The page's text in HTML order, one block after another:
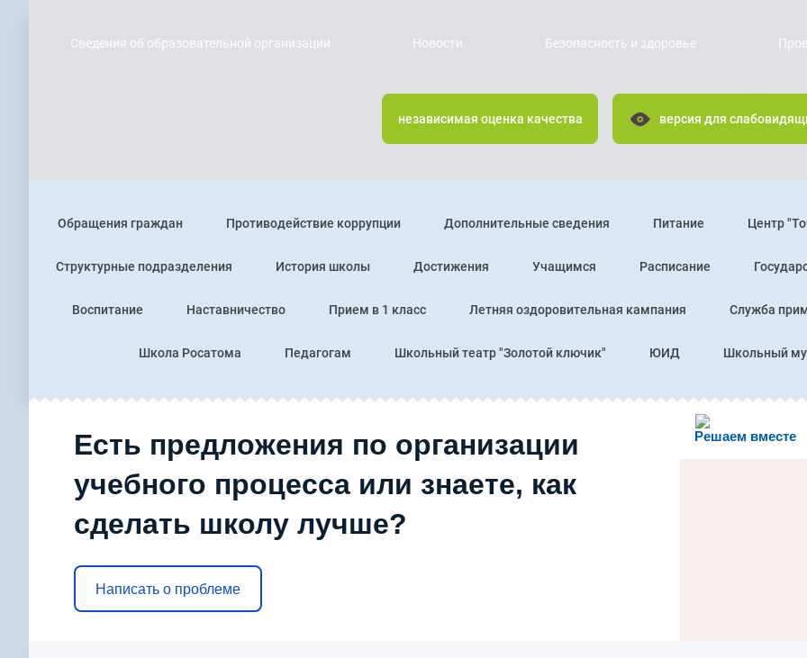
Сведения об образовательной организации Новости Безопасность и здоровье
независимая оценка качества версия для
Обращения граждан Противодействие коррупции Дополнительные сведения Питание Центр
Структурные подразделения История школы Достижения Учащимся Расписание
Воспитание Наставничество Прием в 1 класс Летняя оздоровительная кампания Служба
Школа Росатома Педагогам Школьный театр "Золотой ключик" ЮИД Школьный
Решаем вместе
Есть предложения по организации
учебного процесса или знаете, как
сделать школу лучше?
Написать о проблеме